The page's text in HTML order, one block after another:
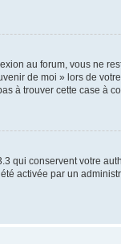
au forum, vous ne
de moi » lors de
à trouver cette case à
qui conservent votre
activée par un